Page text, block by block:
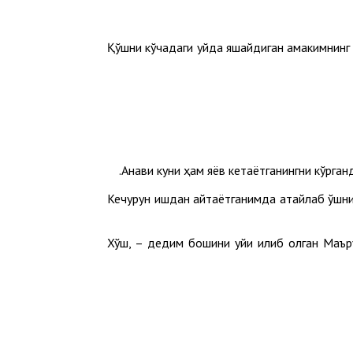
Қўшни кўчадаги уйда яшайдиган амакимнинг
Кечқурун ишдан қайтаётганимда атайлаб
– Хўш, – дедим бошини қуйи қилиб олган